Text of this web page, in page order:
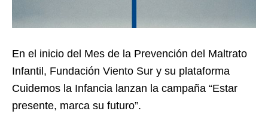
En el inicio del Mes de la Prevención del Maltrato
Infantil, Fundación Viento Sur y su plataforma
Cuidemos la Infancia lanzan la campaña “Estar
presente, marca su futuro”.